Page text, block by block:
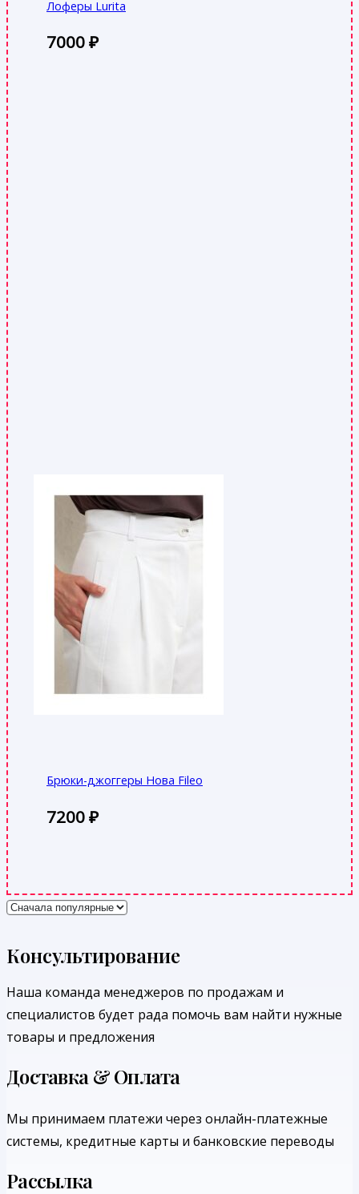
Лоферы Lurita
7000₽
Брюки-джоггеры Нова Fileo
7200₽
Консультирование
Наша команда менеджеров по продажам и
специалистов будет рада помочь вам найти нужные
товары и предложения
Доставка & Оплата
Мы принимаем платежи через онлайн-платежные
системы, кредитные карты и банковские переводы
Рассылка